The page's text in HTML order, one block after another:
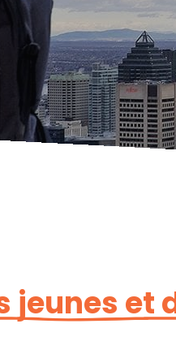
jeunes et